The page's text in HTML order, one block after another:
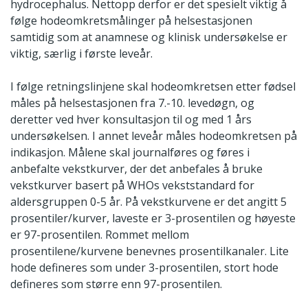
hydrocephalus. Nettopp derfor er det spesielt viktig å
følge hodeomkretsmålinger på helsestasjonen
samtidig som at anamnese og klinisk undersøkelse er
viktig, særlig i første leveår.
I følge retningslinjene skal hodeomkretsen etter fødsel
måles på helsestasjonen fra 7.-10. levedøgn, og
deretter ved hver konsultasjon til og med 1 års
undersøkelsen. I annet leveår måles hodeomkretsen på
indikasjon. Målene skal journalføres og føres i
anbefalte vekstkurver, der det anbefales å bruke
vekstkurver basert på WHOs vekststandard for
aldersgruppen 0-5 år. På vekstkurvene er det angitt 5
prosentiler/kurver, laveste er 3-prosentilen og høyeste
er 97-prosentilen. Rommet mellom
prosentilene/kurvene benevnes prosentilkanaler. Lite
hode defineres som under 3-prosentilen, stort hode
defineres som større enn 97-prosentilen.